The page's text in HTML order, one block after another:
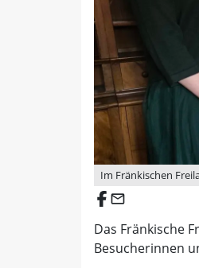
Im Fränkischen
email
Das Fränkische
Besucherinnen